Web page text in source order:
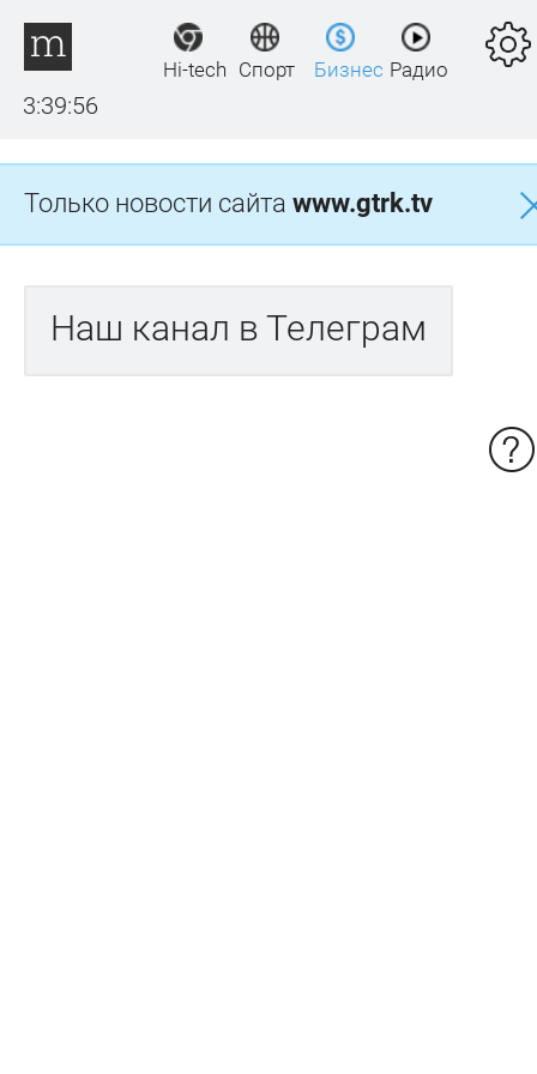
3:39:56
Hi-tech Спорт Бизнес Радио
Только новости сайта www.gtrk.tv
Наш канал в Телеграм